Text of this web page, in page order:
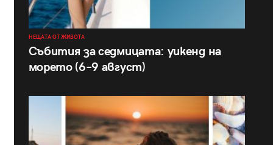
НЕЩАТА ОТ ЖИВОТА
Събития за седмицата: уикенд на
морето (6–9 август)